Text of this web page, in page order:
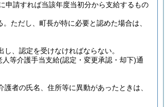
申請すれば当該年度当初分から支給するもの
ただし、町長が特に必要と認めた場合は、
し、認定を受けなければならない。
人等介護手当支給(認定・変更承認・却下)通
護者の氏名、住所等に異動があったときは、